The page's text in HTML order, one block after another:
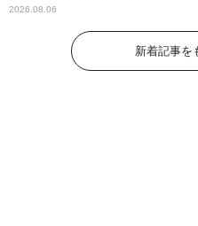
2026.08.06
新着記事を